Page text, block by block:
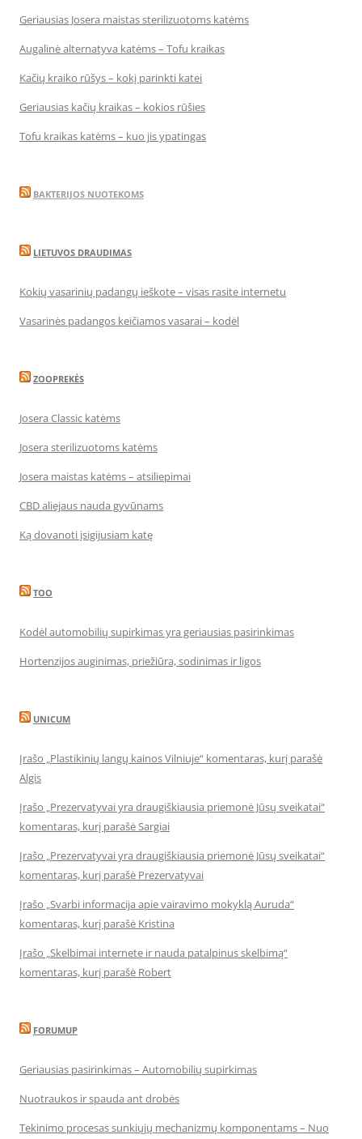
Geriausias Josera maistas sterilizuotoms katėms
Augalinė alternatyva katėms – Tofu kraikas
Kačių kraiko rūšys – kokį parinkti katei
Geriausias kačių kraikas – kokios rūšies
Tofu kraikas katėms – kuo jis ypatingas
BAKTERIJOS NUOTEKOMS
LIETUVOS DRAUDIMAS
Kokių vasarinių padangų ieškote – visas rasite internetu
Vasarinės padangos keičiamos vasarai – kodėl
ZOOPREKĖS
Josera Classic katėms
Josera sterilizuotoms katėms
Josera maistas katėms – atsiliepimai
CBD aliejaus nauda gyvūnams
Ką dovanoti įsigijusiam katę
TOO
Kodėl automobilių supirkimas yra geriausias pasirinkimas
Hortenzijos auginimas, priežiūra, sodinimas ir ligos
UNICUM
Įrašo „Plastikinių langų kainos Vilniuje“ komentaras, kurį parašė
Algis
Įrašo „Prezervatyvai yra draugiškiausia priemonė Jūsų sveikatai“
komentaras, kurį parašė Sargiai
Įrašo „Prezervatyvai yra draugiškiausia priemonė Jūsų sveikatai“
komentaras, kurį parašė Prezervatyvai
Įrašo „Svarbi informacija apie vairavimo mokyklą Auruda“
komentaras, kurį parašė Kristina
Įrašo „Skelbimai internete ir nauda patalpinus skelbimą“
komentaras, kurį parašė Robert
FORUMUP
Geriausias pasirinkimas – Automobilių supirkimas
Nuotraukos ir spauda ant drobės
Tekinimo procesas sunkiųjų mechanizmų komponentams – Nuo